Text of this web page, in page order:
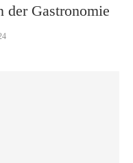
Gastronomie